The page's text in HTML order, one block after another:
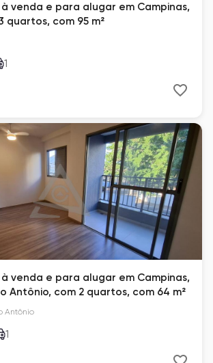
venda e para alugar em Campinas,
quartos, com 95 m²
1
venda e para alugar em Campinas,
Antônio, com 2 quartos, com 64 m²
Antônio
1